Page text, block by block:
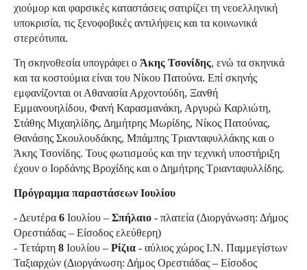
χιούμορ και φαρσικές καταστάσεις σατιρίζει τη νεοελληνική
υποκρισία, τις ξενοφοβικές αντιλήψεις και τα κοινωνικά
στερεότυπα.
Τη σκηνοθεσία υπογράφει ο Άκης Τσονίδης, ενώ τα σκηνικά
και τα κοστούμια είναι του Νίκου Πατούνα. Επί σκηνής
εμφανίζονται οι Αθανασία Αρχοντούδη, Ξανθή
Εμμανουηλίδου, Φανή Καρασμανάκη, Αργυρώ Καρλιώτη,
Στάθης Μιχαηλίδης, Δημήτρης Μωρίδης, Νίκος Πατούνας,
Θανάσης Σκουλουδάκης, Μπάμπης Τριανταφυλλάκης και ο
Άκης Τσονίδης. Τους φωτισμούς και την τεχνική υποστήριξη
έχουν ο Ιορδάνης Βροχίδης και ο Δημήτρης Τριανταφυλλίδης.
Πρόγραμμα παραστάσεων Ιουλίου
- Δευτέρα 6 Ιουλίου – Σπήλαιο - πλατεία (Διοργάνωση: Δήμος
Ορεστιάδας – Είσοδος ελεύθερη)
- Τετάρτη 8 Ιουλίου – Ρίζια - αύλιος χώρος Ι.Ν. Παμμεγίστων
Ταξιαρχών (Διοργάνωση: Δήμος Ορεστιάδας – Είσοδος